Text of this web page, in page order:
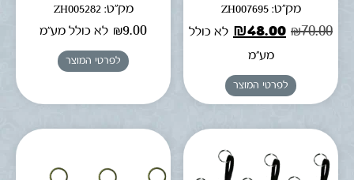
מק"ט: ZH007695
₪70.00
₪48.00
לא כולל
מע"מ
לפרטי המוצר
מק"ט: ZH005282
₪9.00 לא כולל מע"מ
לפרטי המוצר